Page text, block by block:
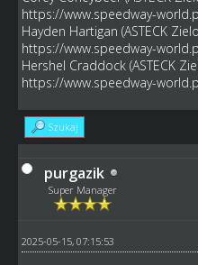
https://www.speedway-
Hayden Hartigan (ASTECK
https://www.speedway-
Hershel Craddock (ASTECK
https://www.speedway-
Szukaj
purgazik
Super Manager
2025-05-15, 07:15:53